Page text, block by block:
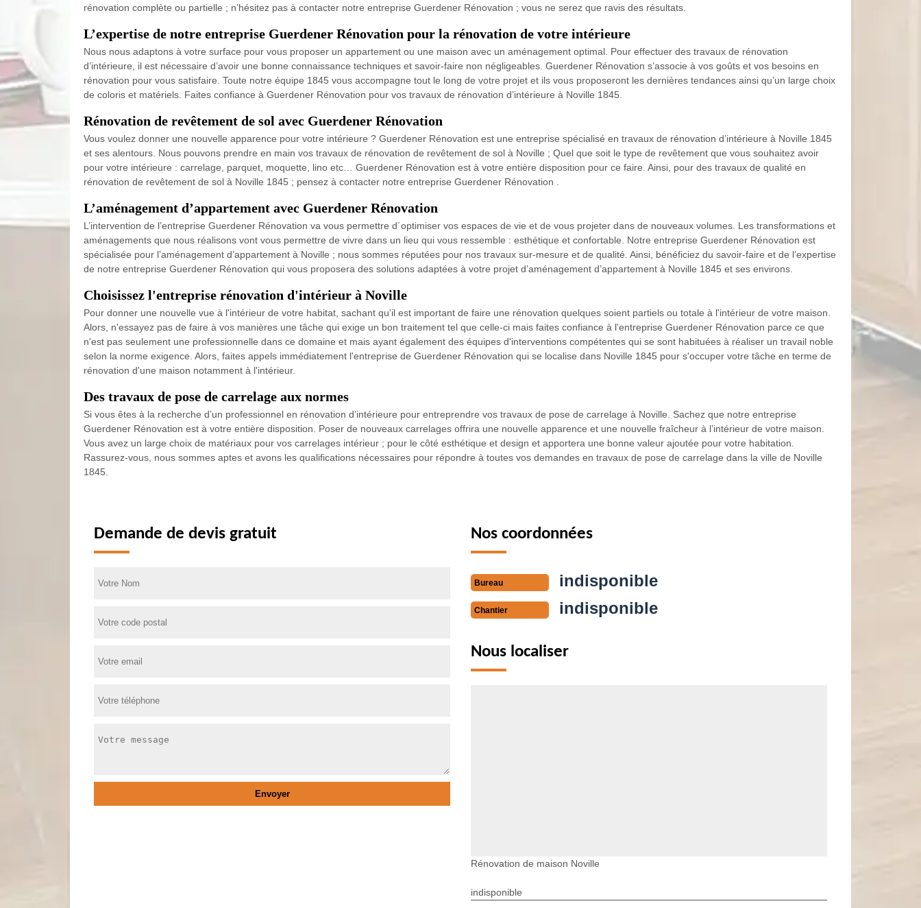
rénovation complète ou partielle ; n’hésitez pas à contacter notre entreprise Guerdener Rénovation ; vous ne serez que ravis des résultats.
L’expertise de notre entreprise Guerdener Rénovation pour la rénovation de votre intérieure
Nous nous adaptons à votre surface pour vous proposer un appartement ou une maison avec un aménagement optimal. Pour effectuer des travaux de rénovation
d’intérieure, il est nécessaire d’avoir une bonne connaissance techniques et savoir-faire non négligeables. Guerdener Rénovation s’associe à vos goûts et vos besoins en
rénovation pour vous satisfaire. Toute notre équipe 1845 vous accompagne tout le long de votre projet et ils vous proposeront les dernières tendances ainsi qu’un large choix
de coloris et matériels. Faites confiance à Guerdener Rénovation pour vos travaux de rénovation d’intérieure à Noville 1845.
Rénovation de revêtement de sol avec Guerdener Rénovation
Vous voulez donner une nouvelle apparence pour votre intérieure ? Guerdener Rénovation est une entreprise spécialisé en travaux de rénovation d’intérieure à Noville 1845
et ses alentours. Nous pouvons prendre en main vos travaux de rénovation de revêtement de sol à Noville ; Quel que soit le type de revêtement que vous souhaitez avoir
pour votre intérieure : carrelage, parquet, moquette, lino etc… Guerdener Rénovation est à votre entière disposition pour ce faire. Ainsi, pour des travaux de qualité en
rénovation de revêtement de sol à Noville 1845 ; pensez à contacter notre entreprise Guerdener Rénovation .
L’aménagement d’appartement avec Guerdener Rénovation
L’intervention de l’entreprise Guerdener Rénovation va vous permettre d´optimiser vos espaces de vie et de vous projeter dans de nouveaux volumes. Les transformations et
aménagements que nous réalisons vont vous permettre de vivre dans un lieu qui vous ressemble : esthétique et confortable. Notre entreprise Guerdener Rénovation est
spécialisée pour l’aménagement d’appartement à Noville ; nous sommes réputées pour nos travaux sur-mesure et de qualité. Ainsi, bénéficiez du savoir-faire et de l’expertise
de notre entreprise Guerdener Rénovation qui vous proposera des solutions adaptées à votre projet d’aménagement d’appartement à Noville 1845 et ses environs.
Choisissez l'entreprise rénovation d'intérieur à Noville
Pour donner une nouvelle vue à l'intérieur de votre habitat, sachant qu'il est important de faire une rénovation quelques soient partiels ou totale à l'intérieur de votre maison.
Alors, n'essayez pas de faire à vos manières une tâche qui exige un bon traitement tel que celle-ci mais faites confiance à l'entreprise Guerdener Rénovation parce ce que
n'est pas seulement une professionnelle dans ce domaine et mais ayant également des équipes d'interventions compétentes qui se sont habituées à réaliser un travail noble
selon la norme exigence. Alors, faites appels immédiatement l'entreprise de Guerdener Rénovation qui se localise dans Noville 1845 pour s'occuper votre tâche en terme de
rénovation d'une maison notamment à l'intérieur.
Des travaux de pose de carrelage aux normes
Si vous êtes à la recherche d’un professionnel en rénovation d’intérieure pour entreprendre vos travaux de pose de carrelage à Noville. Sachez que notre entreprise
Guerdener Rénovation est à votre entière disposition. Poser de nouveaux carrelages offrira une nouvelle apparence et une nouvelle fraîcheur à l’intérieur de votre maison.
Vous avez un large choix de matériaux pour vos carrelages intérieur ; pour le côté esthétique et design et apportera une bonne valeur ajoutée pour votre habitation.
Rassurez-vous, nous sommes aptes et avons les qualifications nécessaires pour répondre à toutes vos demandes en travaux de pose de carrelage dans la ville de Noville
1845.
Demande de devis gratuit Nos coordonnées
Bureau indisponible
Chantier indisponible
Nous localiser
Rénovation de maison Noville
indisponible